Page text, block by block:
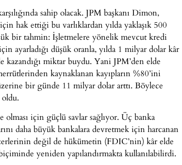
sahip olacak. JPM başkanı Dimon,
hak ettiği bu varlıklardan yılda yaklaşık 500
bir tahmin: İşletmelere yönelik mevcut kredi
ayarladığı düşük oranla, yılda 1 milyar dolar kâr
kazandığı miktar buydu. Yani JPM’den elde
kaynaklanan kayıpların %80’ini
bir günde 11 milyar dolar arttı. Böylece
oldu.
olması için güçlü savlar sağlıyor. Üç banka
daha büyük bankalara devretmek için harcanan
değil de hükümetin (FDIC’nin) kâr elde
yeniden yapılandırmakta kullanılabilirdi.